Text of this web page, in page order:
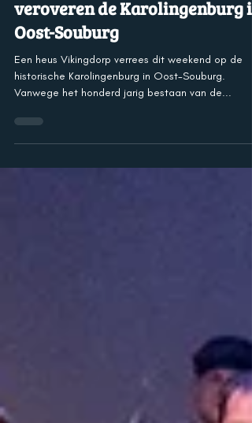
Vikingen uit het jaar 880
veroveren de Karolingenburg in
Oost-Souburg
Een heus Vikingdorp verrees dit weekend op de
historische Karolingenburg in Oost-Souburg.